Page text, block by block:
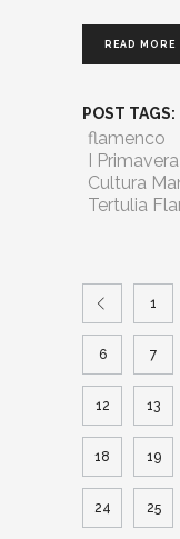
READ MORE
POST TAGS:
flamenco
I
Cultura
Tertulia
1
6 7
12 13
18 19
24 25